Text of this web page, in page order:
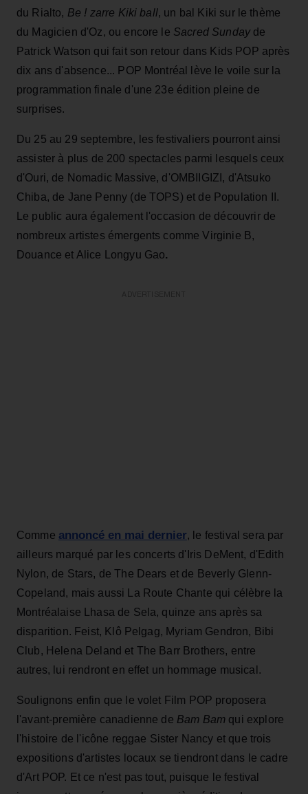
du Rialto, Be ! zarre Kiki ball, un bal Kiki sur le thème
du Magicien d'Oz, ou encore le Sacred Sundayde
Patrick Watson qui fait son retour dans Kids POP après
dix ans d'absence... POP Montréal lève le voile sur la
programmation finale d'une 23e édition pleine de
surprises.
Du 25 au 29 septembre, les festivaliers pourront ainsi
assister à plus de 200 spectacles parmi lesquels ceux
d'Ouri, de Nomadic Massive, d'OMBIIGIZI, d'Atsuko
Chiba, de Jane Penny (de TOPS) et de Population II.
Le public aura également l'occasion de découvrir de
nombreux artistes émergents comme Virginie B,
Douance et Alice Longyu Gao.
Comme annoncé en mai dernier, le festival sera par
ailleurs marqué par les concerts d'Iris DeMent, d'Edith
Nylon, de Stars, de The Dears et de Beverly Glenn-
Copeland, mais aussi La Route Chante qui célèbre la
Montréalaise Lhasa de Sela, quinze ans après sa
disparition. Feist, Klô Pelgag, Myriam Gendron, Bibi
Club, Helena Deland et The Barr Brothers, entre
autres, lui rendront en effet un hommage musical.
Soulignons enfin que le volet Film POP proposera
l'avant-première canadienne de Bam Bam qui explore
l'histoire de l'icône reggae Sister Nancy et que trois
expositions d'artistes locaux se tiendront dans le cadre
d'Art POP. Et ce n'est pas tout, puisque le festival